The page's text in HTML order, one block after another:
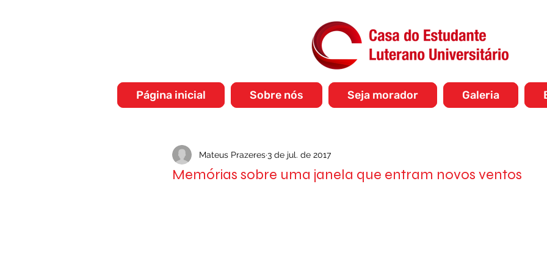
Página inicial Sobre nós Seja morador Galeria
Memórias sobre uma janela que entram novos ventos
Mateus Prazeres3 de jul. de 2017